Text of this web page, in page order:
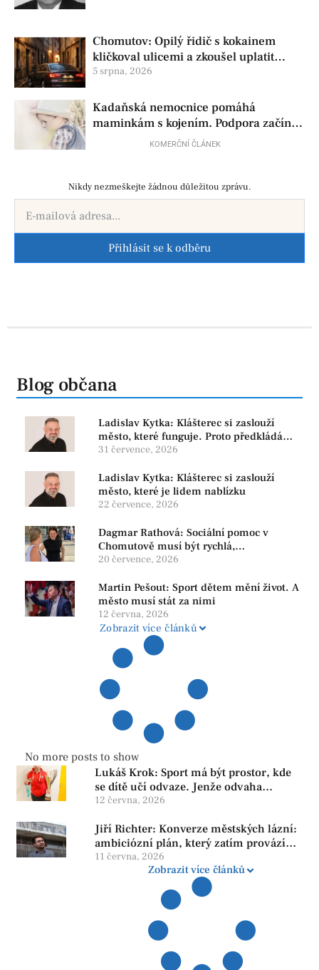
Chomutov: Opilý řidič s kokainem
kličkoval ulicemi a zkoušel uplatit
policisty
5 srpna, 2026
Kadaňská nemocnice pomáhá
maminkám s kojením. Podpora začíná
už před porodemKOMERČNÍ ČLÁNEK
Nikdy nezmeškejte žádnou důležitou zprávu.
Přihlásit se k odběru
Blog občana
Ladislav Kytka: Klášterec si zaslouží
město, které funguje. Proto předkládáme
program, který řeší skutečné problémy
31 července, 2026
Ladislav Kytka: Klášterec si zaslouží
město, které je lidem nablízku
22 července, 2026
Dagmar Rathová: Sociální pomoc v
Chomutově musí být rychlá,
srozumitelná a férová. Ne udržovat lidi v
20 července, 2026
Martin Pešout: Sport dětem mění život. A
město musí stát za nimi
12 června, 2026
Zobrazit více článků
No more posts to show
Lukáš Krok: Sport má být prostor, kde
se dítě učí odvaze. Jenže odvaha
neroste tam, kde se bojí udělat chybu.
12 června, 2026
Jiří Richter: Konverze městských lázní:
ambiciózní plán, který zatím provází
více otazníků než jistot
11 června, 2026
Zobrazit více článků